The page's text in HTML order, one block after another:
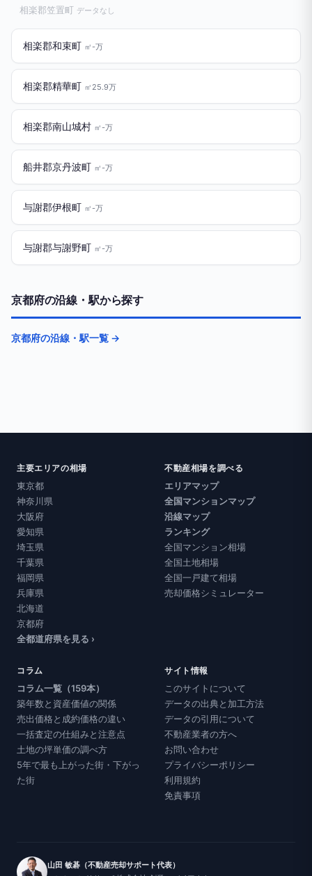
相楽郡笠置町 データなし
相楽郡和束町 ㎡-万
相楽郡精華町 ㎡25.9万
相楽郡南山城村 ㎡-万
船井郡京丹波町 ㎡-万
与謝郡伊根町 ㎡-万
与謝郡与謝野町 ㎡-万
京都府の沿線・駅から探す
京都府の沿線・駅一覧 →
主要エリアの相場
東京都
神奈川県
大阪府
愛知県
埼玉県
千葉県
福岡県
兵庫県
北海道
京都府
全都道府県を見る ›
不動産相場を調べる
エリアマップ
全国マンションマップ
沿線マップ
ランキング
全国マンション相場
全国土地相場
全国一戸建て相場
売却価格シミュレーター
コラム
コラム一覧（159本）
築年数と資産価値の関係
売出価格と成約価格の違い
一括査定の仕組みと注意点
土地の坪単価の調べ方
5年で最も上がった街・下がっ
た街
サイト情報
このサイトについて
データの出典と加工方法
データの引用について
不動産業者の方へ
お問い合わせ
プライバシーポリシー
利用規約
免責事項
山田 敏碁（不動産売却サポート代表）